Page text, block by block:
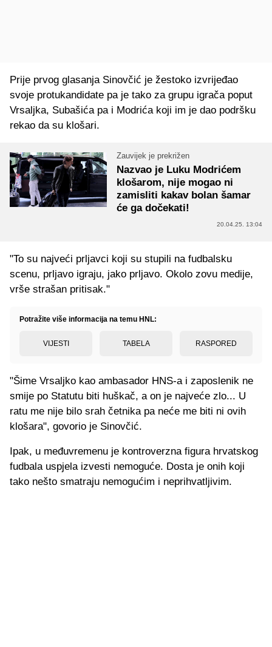
Prije prvog glasanja Sinovčić je žestoko izvrijeđao
svoje protukandidate pa je tako za grupu igrača poput
Vrsaljka, Subašića pa i Modrića koji im je dao podršku
rekao da su klošari.
Zauvijek je prekrižen
Nazvao je Luku Modrićem
klošarom, nije mogao ni
zamisliti kakav bolan šamar
će ga dočekati!
20.04.25. 13:04
"To su najveći prljavci koji su stupili na fudbalsku
scenu, prljavo igraju, jako prljavo. Okolo zovu medije,
vrše strašan pritisak."
Potražite više informacija na temu HNL:
VIJESTI TABELA RASPORED
"Šime Vrsaljko kao ambasador HNS-a i zaposlenik ne
smije po Statutu biti huškač, a on je najveće zlo... U
ratu me nije bilo srah četnika pa neće me biti ni ovih
klošara", govorio je Sinovčić.
Ipak, u međuvremenu je kontroverzna figura hrvatskog
fudbala uspjela izvesti nemoguće. Dosta je onih koji
tako nešto smatraju nemogućim i neprihvatljivim.